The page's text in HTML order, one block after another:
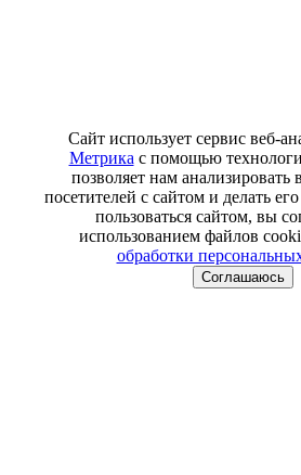
Сайт использует сервис веб-
Метрика с помощью
позволяет нам анализировать
посетителей с сайтом и делать
пользоваться сайтом, вы
использованием файлов
обработки
Соглашаюсь